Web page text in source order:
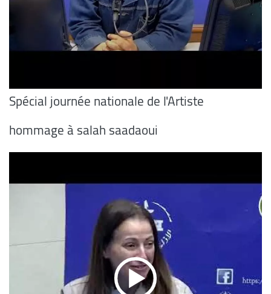
Spécial journée nationale de l'Artiste
hommage à salah saadaoui